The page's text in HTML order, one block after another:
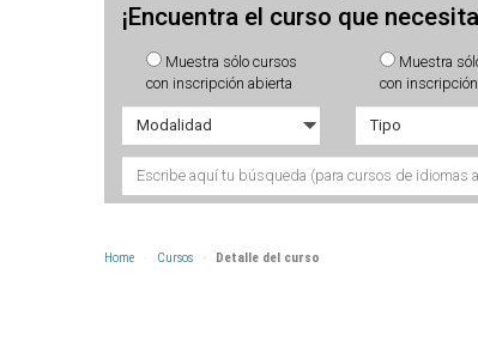
¡Encuentra el curso que
Muestra sólo cursos
con inscripción abierta
Muestra
con
Home Cursos Detalle del curso